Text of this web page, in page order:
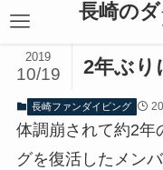
長崎の
2年ぶり
2019
10/19
長崎ファンダイビング
体調崩されて約2年
グを復活したメン